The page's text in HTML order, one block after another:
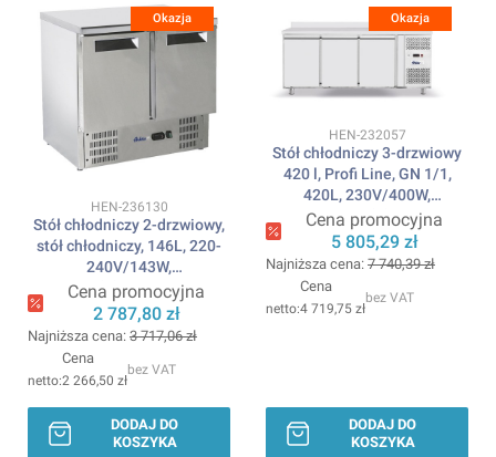
Okazja
Kod produktu
HEN-236130
Stół chłodniczy 2-drzwiowy,
stół chłodniczy, 146L, 220-
240V/143W,
900x700x(H)850mm ARKTIC
Cena promocyjna
2 787,80 zł
Najniższa cena: 3 717,06 zł
Cena
2 266,50 zł
bez VAT
DODAJ DO
KOSZYKA
Okazja
Kod produktu
HEN-232057
Stół chłodniczy 3-drzwiowy
420 l, Profi Line, GN 1/1,
420L, 230V/400W,
1795x700x(H)879mm
ARKTIC
Cena promocyjna
5 805,29 zł
Najniższa cena: 7 740,39 zł
Cena
4 719,75 zł
bez VAT
DODAJ DO
KOSZYKA